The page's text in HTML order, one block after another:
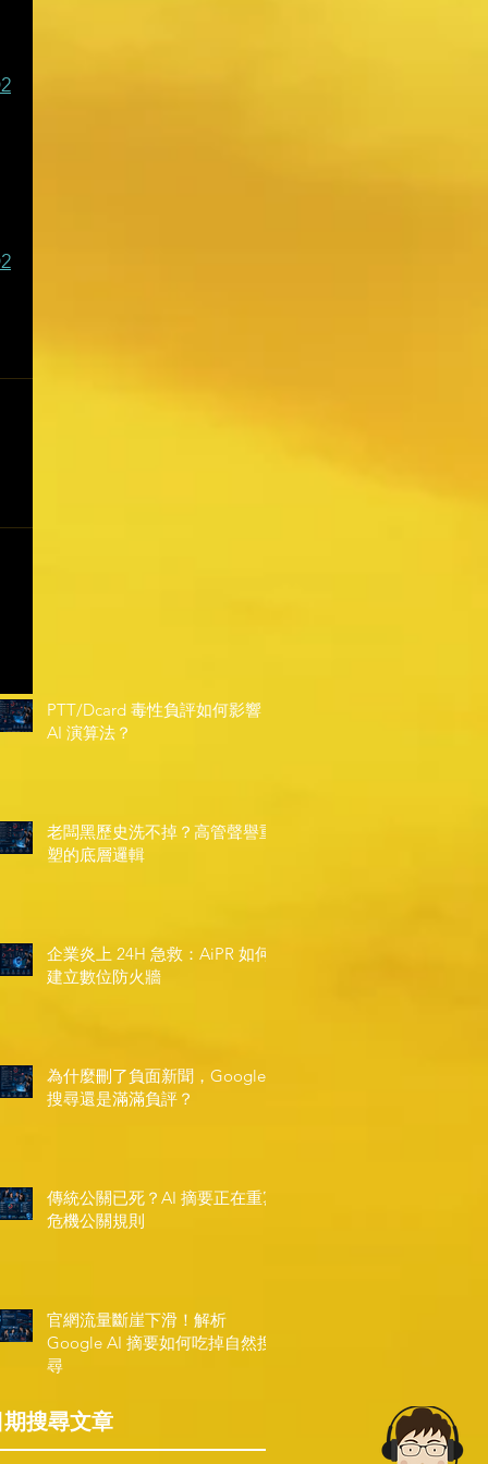
PTT/Dcard 毒性負評如何影響
AI 演算法？
老闆黑歷史洗不掉？高管聲譽重
塑的底層邏輯
企業炎上 24H 急救：AiPR 如何
建立數位防火牆
為什麼刪了負面新聞，Google
搜尋還是滿滿負評？
傳統公關已死？AI 摘要正在重寫
危機公關規則
官網流量斷崖下滑！解析
Google AI 摘要如何吃掉自然搜
尋
搜尋文章